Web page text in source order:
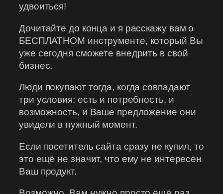
удвоиться!
Дочитайте до конца и я расскажу вам о
БЕСПЛАТНОМ инструменте, который Вы
уже сегодня сможете внедрить в свой
бизнес.
Люди покупают тогда, когда совпадают
три условия: есть и потребность, и
возможность, и Ваше предложение они
увидели в нужный момент.
Если посетитель сайта сразу не купил, то
это ещё не значит, что ему не интересен
Ваш продукт.